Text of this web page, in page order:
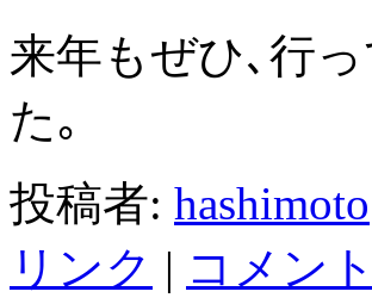
来年もぜひ､行
た｡
投稿者: hashimoto
リンク | コメン